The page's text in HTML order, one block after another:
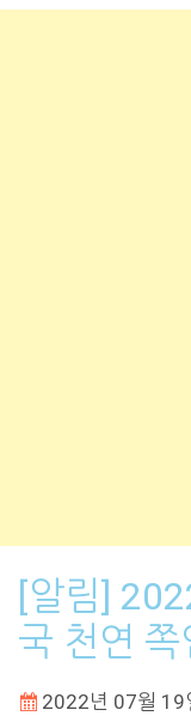
[알림]
국 천연 쪽
2022년 07월 19